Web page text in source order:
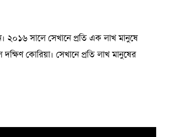
২০১৬ সালে সেখানে প্রতি এক লাখ মানুষে
কোরিয়া। সেখানে প্রতি লাখ মানুষের